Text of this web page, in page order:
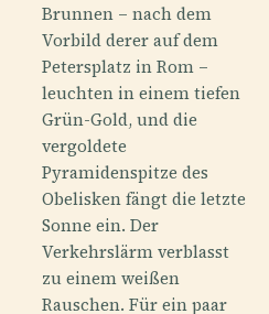
Brunnen – nach dem
Vorbild derer auf dem
Petersplatz in Rom –
leuchten in einem tiefen
Grün-Gold, und die
vergoldete
Pyramidenspitze des
Obelisken fängt die letzte
Sonne ein. Der
Verkehrslärm verblasst
zu einem weißen
Rauschen. Für ein paar